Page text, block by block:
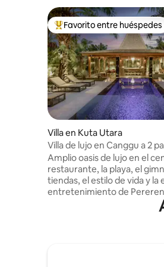
De los mejores en Favorito
Favorito entre huéspedes
Villa en Kuta Utara
Villa de lujo en Canggu a 2
playa y el entretenimiento
Amplio oasis de lujo en el
restaurante, la playa, el
tiendas, el estilo de vida y la
entretenimiento de
Enorme villa de 900 metros
con bonita piscina. Fácil